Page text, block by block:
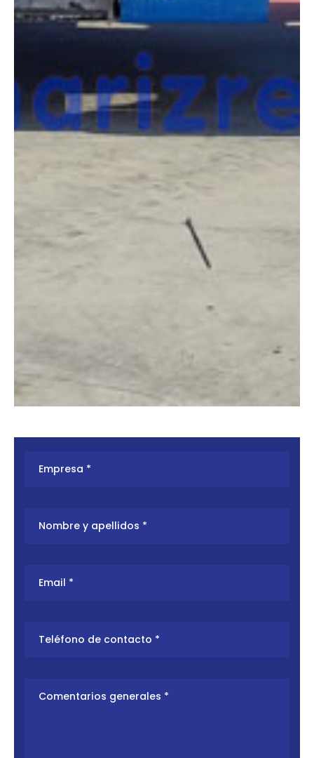
esta máquina?
Rellena este formulario y recibiremos tu solicitud
sobre esta máquina para ponernos en contacto
directo contigo.
GENIE GS4390RT